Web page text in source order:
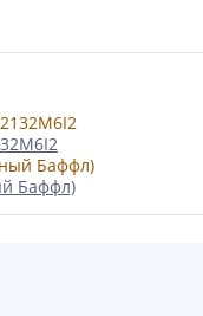
Баффл)